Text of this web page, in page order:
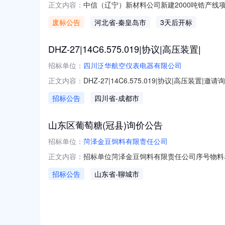
正文内容： 中信（辽宁）新材料公司新建2000吨锆产线
内部项目规划调整，采购计划发生重大变
废标公告 河北省-秦皇岛市 3天后开标
DHZ-27|14C6.575.019|协议|高压装置|
招标单位： 四川泛华航空仪表电器有限公司
正文内容： DHZ-27|14C6.575.019|协议|高压装置|邀请
招标公告 四川省-成都市
山东区葡萄糖(冠县)询价公告
招标单位： 菏泽金豆饲料有限责任公司
正文内容： 招标单位菏泽金豆饲料有限责任公司序号物
年内没有骗取中标、严重违约、重大安全
招标公告 山东省-聊城市